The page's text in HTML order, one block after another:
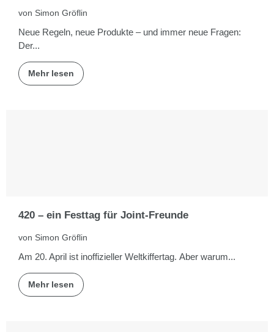
von Simon Gröflin
Neue Regeln, neue Produkte – und immer neue Fragen:
Der...
Mehr lesen
420 – ein Festtag für Joint-Freunde
von Simon Gröflin
Am 20. April ist inoffizieller Weltkiffertag. Aber warum...
Mehr lesen